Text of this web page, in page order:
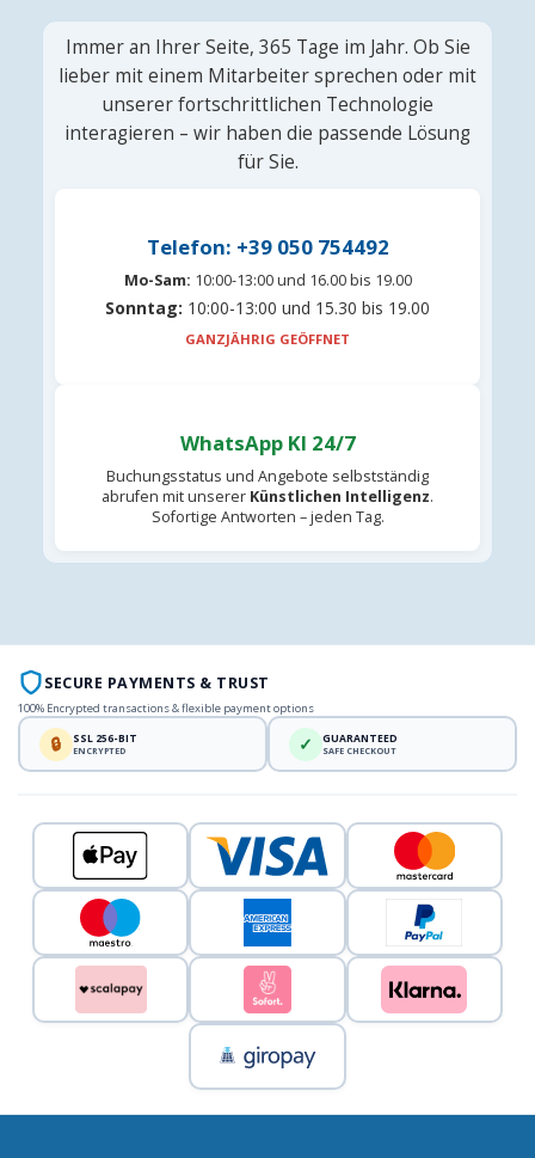
Immer an Ihrer Seite, 365 Tage im Jahr. Ob Sie
lieber mit einem Mitarbeiter sprechen oder mit
unserer fortschrittlichen Technologie
interagieren – wir haben die passende Lösung
für Sie.
Telefon: +39 050 754492
Mo-Sam: 10:00-13:00 und 16.00 bis 19.00
Sonntag: 10:00-13:00 und 15.30 bis 19.00
GANZJÄHRIG GEÖFFNET
WhatsApp KI 24/7
Buchungsstatus und Angebote selbstständig
abrufen mit unserer Künstlichen Intelligenz.
Sofortige Antworten – jeden Tag.
SECURE PAYMENTS & TRUST
100% Encrypted transactions & flexible payment options
🔒 SSL 256-BIT
ENCRYPTED ✓ GUARANTEED
SAFE CHECKOUT